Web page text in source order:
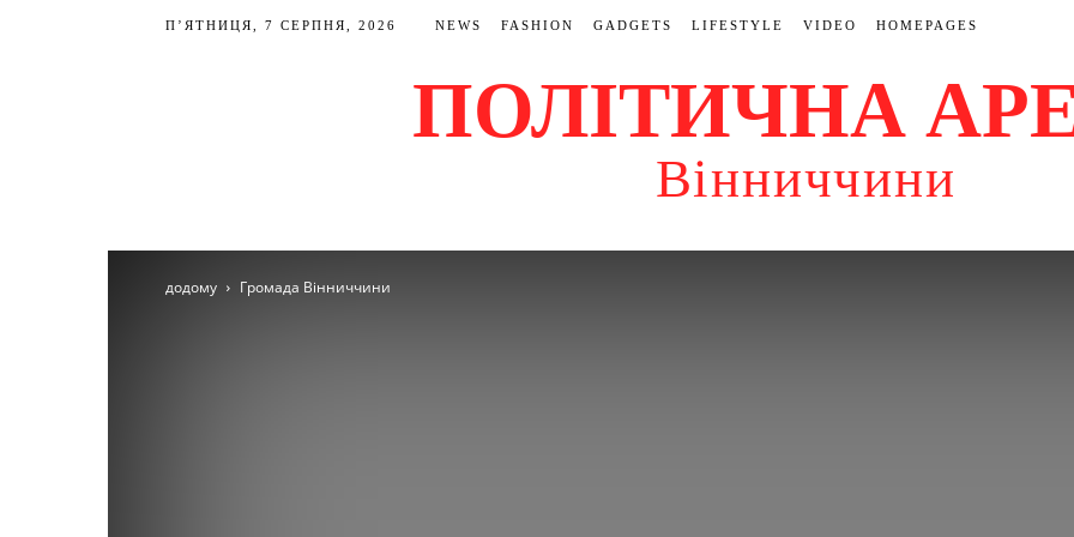
П’ЯТНИЦЯ, 7 СЕРПНЯ, 2026 NEWS FASHION GADGETS LIFESTYLE VIDEO HOMEPAGES
ПОЛІТИЧНА
Вінниччини
додому Громада Вінниччини